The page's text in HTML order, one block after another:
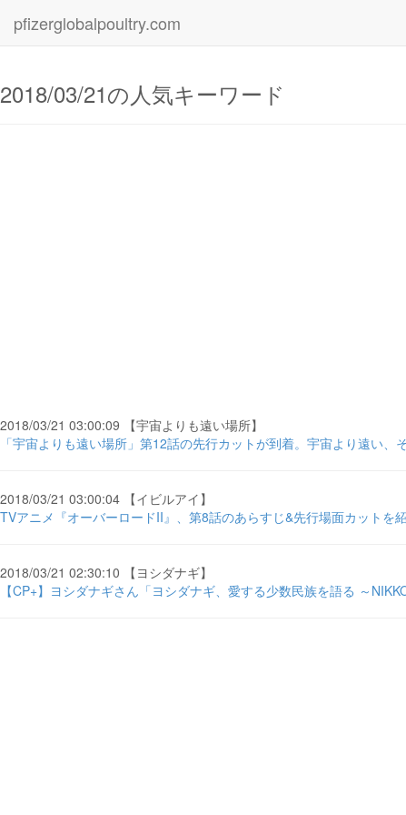
pfizerglobalpoultry.com
2018/03/21の人気キーワード
2018/03/21 03:00:09 【宇宙よりも遠い場所】
「宇宙よりも遠い場所」第12話の先行カットが到着。宇宙より遠い、
2018/03/21 03:00:04 【イビルアイ】
TVアニメ『オーバーロードII』、第8話のあらすじ&先行場面カットを
2018/03/21 02:30:10 【ヨシダナギ】
【CP+】ヨシダナギさん「ヨシダナギ、愛する少数民族を語る ～